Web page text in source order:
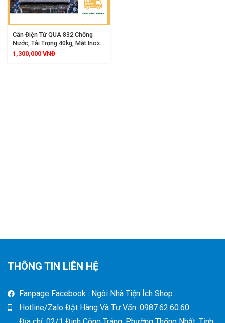
Cân Điện Tử QUA 832 Chống
Nước, Tải Trọng 40kg, Mặt Inox
Màn Hình LED 2 Mặt Chính Xác
1,300,000 VNĐ
THÔNG TIN LIÊN HỆ
Fanpage Facebook : Ngôi Nhà Tiện Ích Shop
Hotline/Zalo Đặt Hàng Và Tư Vấn: 0987.62.60.60